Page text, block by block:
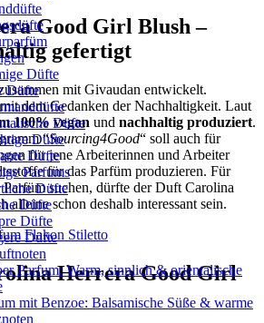
Düfte
Düfte
Düfte
Düfte
Düfte
Parfums
Düfte
Düfte
Düfte
Düfte
Parfum: Warm, sinnlich & orientalische
mit Benzoe: Balsamische Süße & warme
Good Girl Blush –
gefertigt
mit Givaudan entwickelt.
dem Gedanken der Nachhaltigkeit. Laut
100% vegan und nachhaltig produziert.
“Sourcing4Good“ soll auch für
für jene Arbeiterinnen und Arbeiter
für das Parfüm produzieren. Für
Parfüm suchen, dürfte der Duft Carolina
alleine schon deshalb interessant sein.
Herrera Good Girl